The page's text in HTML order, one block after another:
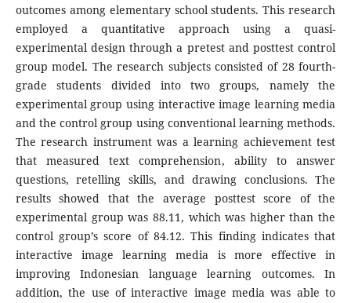
outcomes among elementary school students. This research
employed a quantitative approach using a quasi-
experimental design through a pretest and posttest control
group model. The research subjects consisted of 28 fourth-
grade students divided into two groups, namely the
experimental group using interactive image learning media
and the control group using conventional learning methods.
The research instrument was a learning achievement test
that measured text comprehension, ability to answer
questions, retelling skills, and drawing conclusions. The
results showed that the average posttest score of the
experimental group was 88.11, which was higher than the
control group’s score of 84.12. This finding indicates that
interactive image learning media is more effective in
improving Indonesian language learning outcomes. In
addition, the use of interactive image media was able to